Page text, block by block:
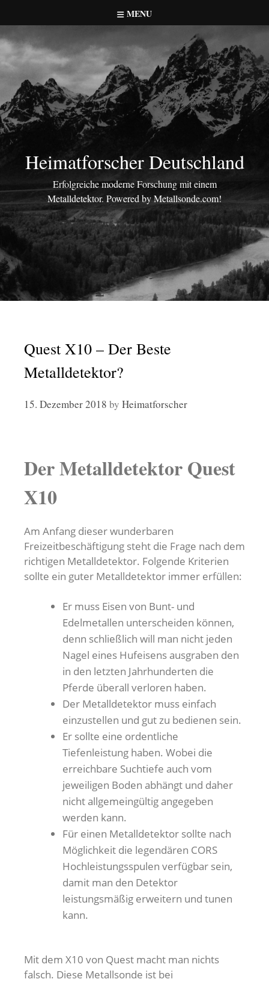
to
content
MENU
Heimatforscher Deutschland
Erfolgreiche moderne Forschung mit einem
Metalldetektor. Powered by Metallsonde.com!
Quest X10 – Der Beste
Metalldetektor?
15. Dezember 2018 by Heimatforscher
Der Metalldetektor Quest
X10
Am Anfang dieser wunderbaren
Freizeitbeschäftigung steht die Frage nach dem
richtigen Metalldetektor. Folgende Kriterien
sollte ein guter Metalldetektor immer erfüllen:
Er muss Eisen von Bunt- und
Edelmetallen unterscheiden können,
denn schließlich will man nicht jeden
Nagel eines Hufeisens ausgraben den
in den letzten Jahrhunderten die
Pferde überall verloren haben.
Der Metalldetektor muss einfach
einzustellen und gut zu bedienen sein.
Er sollte eine ordentliche
Tiefenleistung haben. Wobei die
erreichbare Suchtiefe auch vom
jeweiligen Boden abhängt und daher
nicht allgemeingültig angegeben
werden kann.
Für einen Metalldetektor sollte nach
Möglichkeit die legendären CORS
Hochleistungsspulen verfügbar sein,
damit man den Detektor
leistungsmäßig erweitern und tunen
kann.
Mit dem X10 von Quest macht man nichts
falsch. Diese Metallsonde ist bei